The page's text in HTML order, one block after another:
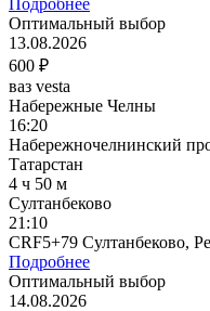
Оптимальный выбор
13.08.2026
600 ₽
ваз vesta
Набережные Челны
16:20
Набережночелнинский
Татарстан
4 ч 50 м
Султанбеково
21:10
CRF5+79 Султанбеково,
Подробнее
Оптимальный выбор
14.08.2026